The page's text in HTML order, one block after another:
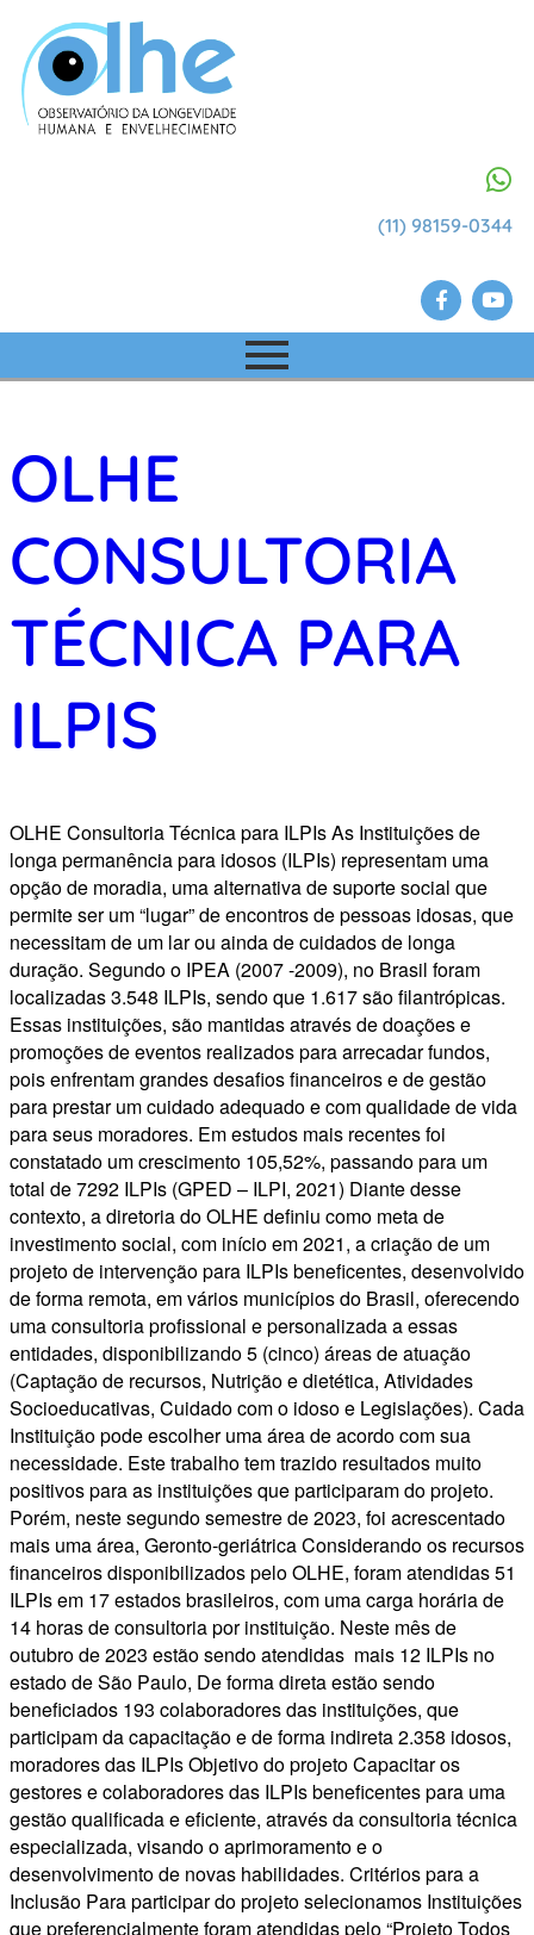
(11) 98159-0344
OLHE
CONSULTORIA
TÉCNICA PARA
ILPIS
OLHE Consultoria Técnica para ILPIs As Instituições de
longa permanência para idosos (ILPIs) representam uma
opção de moradia, uma alternativa de suporte social que
permite ser um “lugar” de encontros de pessoas idosas, que
necessitam de um lar ou ainda de cuidados de longa
duração. Segundo o IPEA (2007 -2009), no Brasil foram
localizadas 3.548 ILPIs, sendo que 1.617 são filantrópicas.
Essas instituições, são mantidas através de doações e
promoções de eventos realizados para arrecadar fundos,
pois enfrentam grandes desafios financeiros e de gestão
para prestar um cuidado adequado e com qualidade de vida
para seus moradores. Em estudos mais recentes foi
constatado um crescimento 105,52%, passando para um
total de 7292 ILPIs (GPED – ILPI, 2021) Diante desse
contexto, a diretoria do OLHE definiu como meta de
investimento social, com início em 2021, a criação de um
projeto de intervenção para ILPIs beneficentes, desenvolvido
de forma remota, em vários municípios do Brasil, oferecendo
uma consultoria profissional e personalizada a essas
entidades, disponibilizando 5 (cinco) áreas de atuação
(Captação de recursos, Nutrição e dietética, Atividades
Socioeducativas, Cuidado com o idoso e Legislações). Cada
Instituição pode escolher uma área de acordo com sua
necessidade. Este trabalho tem trazido resultados muito
positivos para as instituições que participaram do projeto.
Porém, neste segundo semestre de 2023, foi acrescentado
mais uma área, Geronto-geriátrica Considerando os recursos
financeiros disponibilizados pelo OLHE, foram atendidas 51
ILPIs em 17 estados brasileiros, com uma carga horária de
14 horas de consultoria por instituição. Neste mês de
outubro de 2023 estão sendo atendidas mais 12 ILPIs no
estado de São Paulo, De forma direta estão sendo
beneficiados 193 colaboradores das instituições, que
participam da capacitação e de forma indireta 2.358 idosos,
moradores das ILPIs Objetivo do projeto Capacitar os
gestores e colaboradores das ILPIs beneficentes para uma
gestão qualificada e eficiente, através da consultoria técnica
especializada, visando o aprimoramento e o
desenvolvimento de novas habilidades. Critérios para a
Inclusão Para participar do projeto selecionamos Instituições
que preferencialmente foram atendidas pelo “Projeto Todos